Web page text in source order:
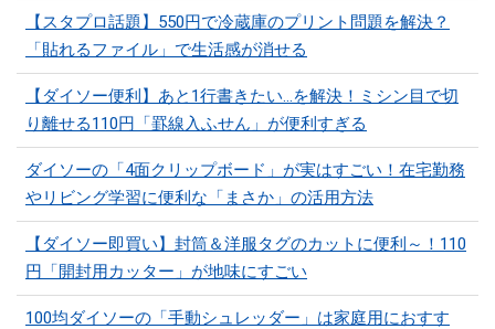
【スタプロ話題】550円で冷蔵庫のプリント問題を解決？
「貼れるファイル」で生活感が消せる
【ダイソー便利】あと1行書きたい…を解決！ミシン目で切
り離せる110円「罫線入ふせん」が便利すぎる
ダイソーの「4面クリップボード」が実はすごい！在宅勤務
やリビング学習に便利な「まさか」の活用方法
【ダイソー即買い】封筒＆洋服タグのカットに便利～！110
円「開封用カッター」が地味にすごい
100均ダイソーの「手動シュレッダー」は家庭用におすす